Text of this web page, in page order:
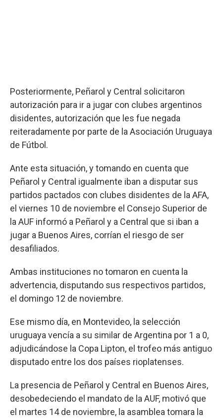
Posteriormente, Peñarol y Central solicitaron
autorización para ir a jugar con clubes argentinos
disidentes, autorización que les fue negada
reiteradamente por parte de la Asociación Uruguaya
de Fútbol.
Ante esta situación, y tomando en cuenta que
Peñarol y Central igualmente iban a disputar sus
partidos pactados con clubes disidentes de la AFA,
el viernes 10 de noviembre el Consejo Superior de
la AUF informó a Peñarol y a Central que si iban a
jugar a Buenos Aires, corrían el riesgo de ser
desafiliados.
Ambas instituciones no tomaron en cuenta la
advertencia, disputando sus respectivos partidos,
el domingo 12 de noviembre.
Ese mismo día, en Montevideo, la selección
uruguaya vencía a su similar de Argentina por 1 a 0,
adjudicándose la Copa Lipton, el trofeo más antiguo
disputado entre los dos países rioplatenses.
La presencia de Peñarol y Central en Buenos Aires,
desobedeciendo el mandato de la AUF, motivó que
el martes 14 de noviembre, la asamblea tomara la